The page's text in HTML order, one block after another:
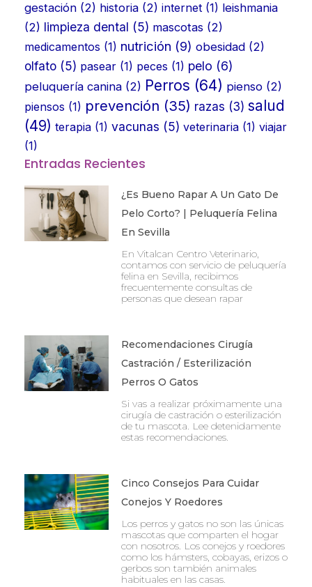
gestación (2) historia (2) internet (1) leishmania
(2) limpieza dental (5) mascotas (2)
medicamentos (1) nutrición (9) obesidad (2)
olfato (5) pasear (1) peces (1) pelo (6)
peluquería canina (2) Perros (64) pienso (2)
piensos (1) prevención (35) razas (3) salud
(49) terapia (1) vacunas (5) veterinaria (1) viajar
(1)
Entradas Recientes
¿Es Bueno Rapar A Un Gato De
Pelo Corto? | Peluquería Felina
En Sevilla
En Vitalcan Centro Veterinario,
contamos con servicio de peluquería
felina en Sevilla, recibimos
frecuentemente consultas de
personas que desean rapar
Recomendaciones Cirugía
Castración / Esterilización
Perros O Gatos
Si vas a realizar próximamente una
cirugía de castración o esterilización
de tu mascota. Lee detenidamente
estas recomendaciones.
Cinco Consejos Para Cuidar
Conejos Y Roedores
Los perros y gatos no son las únicas
mascotas que comparten el hogar
con nosotros. Los conejos y roedores
como los hámsters, cobayas, erizos o
gerbos son también animales
habituales en las casas.